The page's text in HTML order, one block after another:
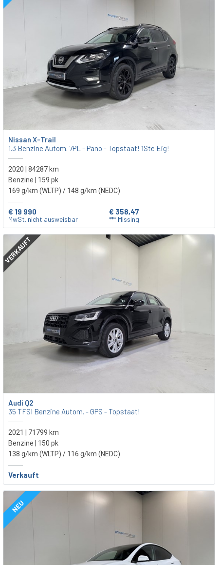
Nissan X-Trail
1.3 Benzine Autom. 7PL - Pano - Topstaat! 1Ste Eig!
2020 | 84287 km
Benzine | 159 pk
169 g/km (WLTP) / 148 g/km (NEDC)
€ 19 990
MwSt. nicht ausweisbar
€ 358,47
*** Missing
VERKAUFT
Audi Q2
35 TFSI Benzine Autom. - GPS - Topstaat!
2021 | 71799 km
Benzine | 150 pk
138 g/km (WLTP) / 116 g/km (NEDC)
Verkauft
NEU